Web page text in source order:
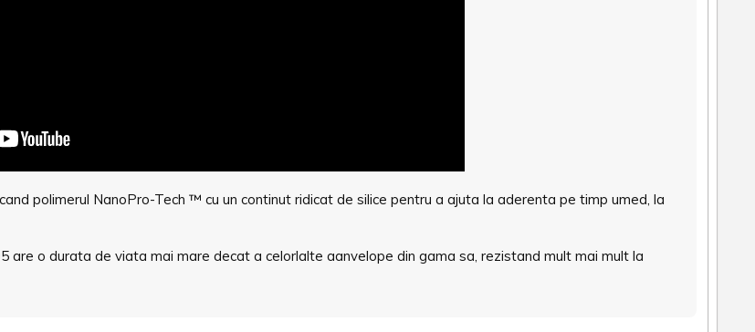
polimerul NanoPro-Tech ™ cu un continut ridicat de silice pentru a ajuta la aderenta pe timp umed, la
o durata de viata mai mare decat a celorlalte aanvelope din gama sa, rezistand mult mai mult la